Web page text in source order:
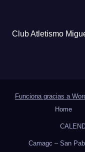
Club Atletismo
Funciona gracias a
Home
Camagc – San